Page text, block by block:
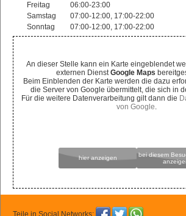
Freitag
06:00-23:00
Samstag
07:00-12:00, 17:00-22:00
Sonntag
07:00-12:00, 17:00-22:00
An dieser Stelle kann ein Karte eingeblendet
externen Dienst Google Maps
Beim Einblenden der Karte werden die dazu
die Server von Google übermittelt, die sich in
Für die weitere Datenverarbeitung gilt dann die
von Google
hier anzeigen
bei diesem